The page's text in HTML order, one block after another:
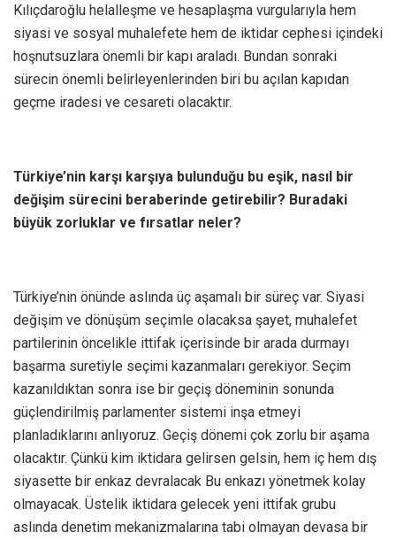
Kılıçdaroğlu helalleşme ve hesaplaşma vurgularıyla hem
siyasi ve sosyal muhalefete hem de iktidar cephesi içindeki
hoşnutsuzlara önemli bir kapı araladı. Bundan sonraki
sürecin önemli belirleyenlerinden biri bu açılan kapıdan
geçme iradesi ve cesareti olacaktır.
Türkiye’nin karşı karşıya bulunduğu bu eşik, nasıl bir
değişim sürecini beraberinde getirebilir? Buradaki
büyük zorluklar ve fırsatlar neler?
Türkiye’nin önünde aslında üç aşamalı bir süreç var. Siyasi
değişim ve dönüşüm seçimle olacaksa şayet, muhalefet
partilerinin öncelikle ittifak içerisinde bir arada durmayı
başarma suretiyle seçimi kazanmaları gerekiyor. Seçim
kazanıldıktan sonra ise bir geçiş döneminin sonunda
güçlendirilmiş parlamenter sistemi inşa etmeyi
planladıklarını anlıyoruz. Geçiş dönemi çok zorlu bir aşama
olacaktır. Çünkü kim iktidara gelirsen gelsin, hem iç hem dış
siyasette bir enkaz devralacak Bu enkazı yönetmek kolay
olmayacak. Üstelik iktidara gelecek yeni ittifak grubu
aslında denetim mekanizmalarına tabi olmayan devasa bir